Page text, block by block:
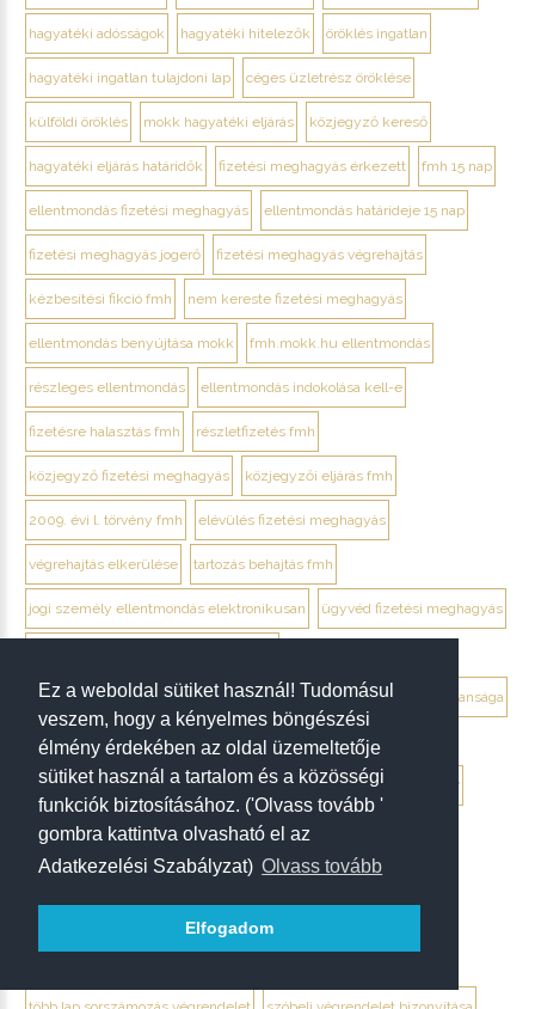
Ez a weboldal sütiket használ! Tudomásul
veszem, hogy a kényelmes böngészési
élmény érdekében az oldal üzemeltetője
sütiket használ a tartalom és a közösségi
funkciók biztosításához. ('Olvass tovább '
gombra kattintva olvasható el az
Adatkezelési Szabályzat) Olvass tovább
Elfogadom
hagyatéki adósságok hagyatéki hitelezők öröklés ingatlan
hagyatéki ingatlan tulajdoni lap céges üzletrész öröklése
külföldi öröklés mokk hagyatéki eljárás közjegyző kereső
hagyatéki eljárás határidők fizetési meghagyás érkezett fmh 15 nap
ellentmondás fizetési meghagyás ellentmondás határideje 15 nap
fizetési meghagyás jogerő fizetési meghagyás végrehajtás
kézbesítési fikció fmh nem kereste fizetési meghagyás
ellentmondás benyújtása mokk fmh.mokk.hu ellentmondás
részleges ellentmondás ellentmondás indokolása kell-e
fizetésre halasztás fmh részletfizetés fmh
közjegyző fizetési meghagyás közjegyzői eljárás fmh
2009. évi l. törvény fmh elévülés fizetési meghagyás
végrehajtás elkerülése tartozás behajtás fmh
jogi személy ellentmondás elektronikusan ügyvéd fizetési meghagyás
végrendelet megtámadása mikor érdemes végrendelet hatálytalansága
érvénytelenség megállapítása per hagyatéki per végrendelet
megtámadási nyilatkozat megtámadás elévülése 5 év ptk. 7:37
beszámíthatóság végrendelet
tévedés megtévesztés fenyegetés végrendelet
tisztességtelen befolyás gépírásos végrendelet tanúk